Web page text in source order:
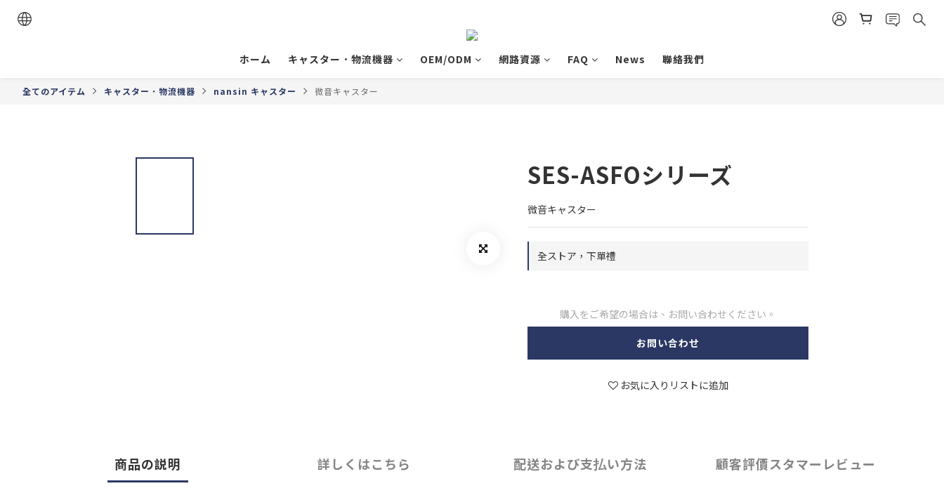
ホーム キャスター．物流機器 OEM/ODM 網路資源 FAQ News 聯絡我們
全てのアイテム キャスター．物流機器 nansin キャスター 微音キャスター
SES-ASFOシリーズ
微音キャスター
全ストア，下單禮
購入をご希望の場合は、お問い合わせください。
お問い合わせ
お気に入りリストに追加
商品の説明 詳しくはこちら 配送および支払い方法 顧客評價スタマーレビュー